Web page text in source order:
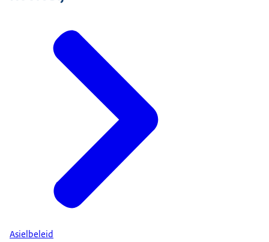
Asielbeleid